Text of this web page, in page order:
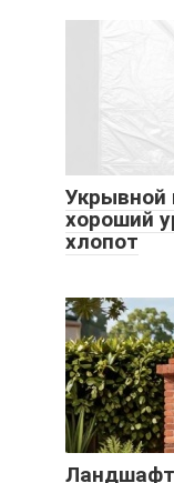
Укрывной
хороший
хлопот